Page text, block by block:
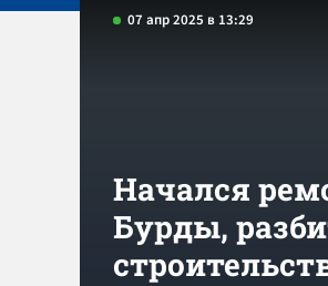
07 апр 2025 в 13:29
Начался
Бурды,